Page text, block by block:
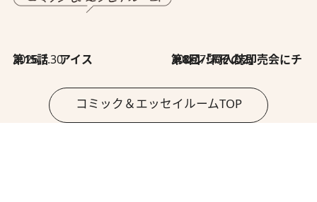
2026.7.30
第15話 アイス 2026.7.30
第8回「同人誌即売会にチャレンジ その2」
コミック＆エッセイルームTOP